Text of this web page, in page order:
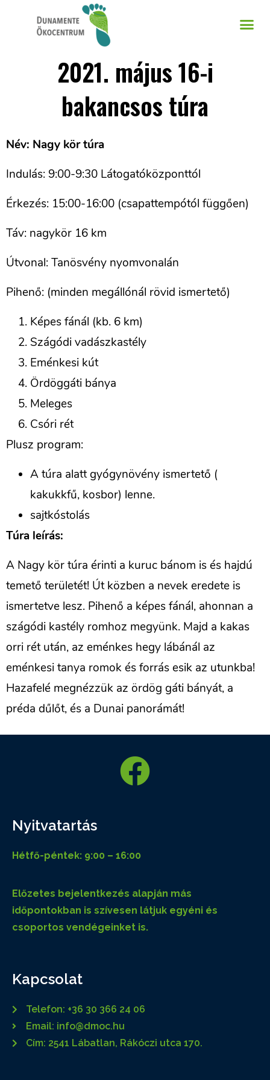
2021. május 16-i
bakancsos túra
Név: Nagy kör túra
Indulás: 9:00-9:30 Látogatóközponttól
Érkezés: 15:00-16:00 (csapattempótól függően)
Táv: nagykör 16 km
Útvonal: Tanösvény nyomvonalán
Pihenő: (minden megállónál rövid ismertető)
Képes fánál (kb. 6 km)
Szágódi vadászkastély
Eménkesi kút
Ördöggáti bánya
Meleges
Csóri rét
Plusz program:
A túra alatt gyógynövény ismertető (
kakukkfű, kosbor) lenne.
sajtkóstolás
Túra leírás:
A Nagy kör túra érinti a kuruc bánom is és hajdú
temető területét! Út közben a nevek eredete is
ismertetve lesz. Pihenő a képes fánál, ahonnan a
szágódi kastély romhoz megyünk. Majd a kakas
orri rét után, az eménkes hegy lábánál az
eménkesi tanya romok és forrás esik az utunkba!
Hazafelé megnézzük az ördög gáti bányát, a
préda dűlőt, és a Dunai panorámát!
Nyitvatartás
Hétfő-péntek: 9:00 – 16:00
Előzetes bejelentkezés alapján más
időpontokban is szívesen látjuk egyéni és
csoportos vendégeinket is.
Kapcsolat
Telefon: +36 30 366 24 06
Email: info@dmoc.hu
Cím: 2541 Lábatlan, Rákóczi utca 170.